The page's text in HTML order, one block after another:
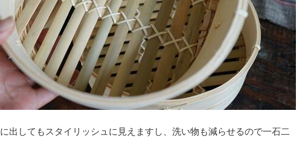
出してもスタイリッシュに見えますし、洗い物も減らせるので一石二